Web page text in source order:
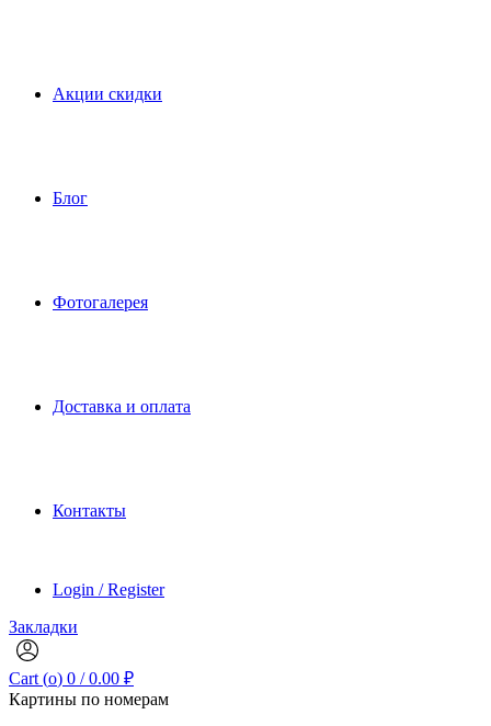
Акции скидки
Блог
Фотогалерея
Доставка и оплата
Контакты
Login / Register
Закладки
Cart (o) 0 / 0.00 ₽
Картины по номерам